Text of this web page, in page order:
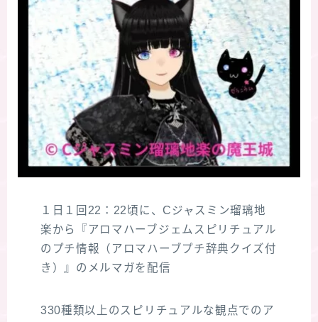
１日１回22：22頃に、Cジャスミン瑠璃地
楽から『アロマハーブジェムスピリチュアル
のプチ情報（アロマハーブプチ辞典クイズ付
き）』のメルマガを配信
330種類以上のスピリチュアルな観点でのア